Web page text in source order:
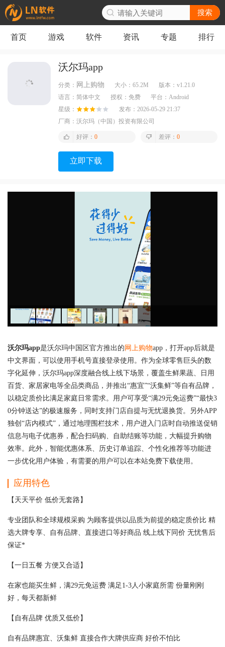
搜索
首页 游戏 软件 资讯 专题 排行
沃尔玛app
分类： 网上购物 大小： 65.2M 版本： v1.21.0
语言： 简体中文 授权： 免费 平台： Android
星级：
发布： 2026-05-29 21:37
厂商： 沃尔玛（中国）投资有限公司
好评： 0 差评： 0
立即下载
沃尔玛app是沃尔玛中国区官方推出的网上购物app，打开app后就是
中文界面，可以使用手机号直接登录使用。作为全球零售巨头的数
字化延伸，沃尔玛app深度融合线上线下场景，覆盖生鲜果蔬、日用
百货、家居家电等全品类商品，并推出“惠宜”“沃集鲜”等自有品牌，
以稳定质价比满足家庭日常需求。用户可享受“满29元免运费”“最快3
0分钟送达”的极速服务，同时支持门店自提与无忧退换货。另外APP
独创“店内模式”，通过地理围栏技术，用户进入门店时自动推送促销
信息与电子优惠券，配合扫码购、自助结账等功能，大幅提升购物
效率。此外，智能优惠体系、历史订单追踪、个性化推荐等功能进
一步优化用户体验，有需要的用户可以在本站免费下载使用。
应用特色
【天天平价 低价无套路】
专业团队和全球规模采购 为顾客提供以品质为前提的稳定质价比 精
选大牌专享、自有品牌、直接进口等好商品 线上线下同价 无忧售后
保证*
【一日五餐 方便又合适】
在家也能买生鲜，满29元免运费 满足1-3人小家庭所需 份量刚刚
好，每天都新鲜
【自有品牌 优质又低价】
自有品牌惠宜、沃集鲜 直接合作大牌供应商 好价不怕比